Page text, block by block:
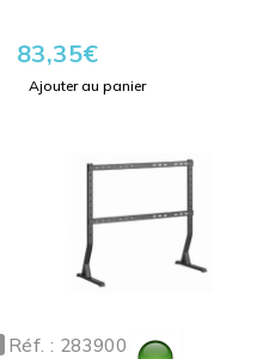
83,35€
Ajouter au panier
Réf. : 283900